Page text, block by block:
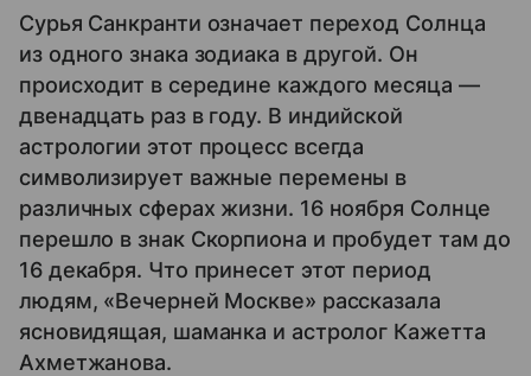
Сурья Санкранти означает переход Солнца
из одного знака зодиака в другой. Он
происходит в середине каждого месяца —
двенадцать раз в году. В индийской
астрологии этот процесс всегда
символизирует важные перемены в
различных сферах жизни. 16 ноября Солнце
перешло в знак Скорпиона и пробудет там до
16 декабря. Что принесет этот период
людям, «Вечерней Москве» рассказала
ясновидящая, шаманка и астролог Кажетта
Ахметжанова.